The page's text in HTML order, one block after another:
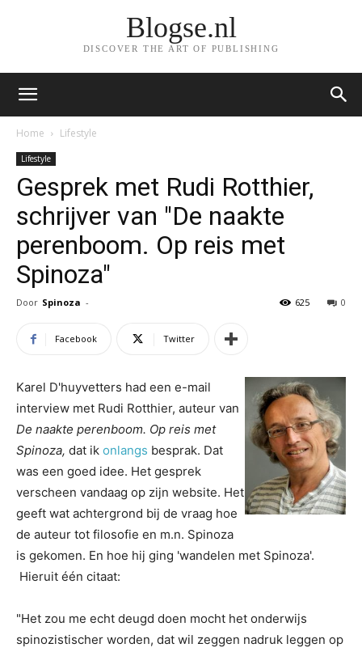
Blogse.nl
DISCOVER THE ART OF PUBLISHING
Home Lifestyle
Lifestyle
Gesprek met Rudi Rotthier,
schrijver van "De naakte
perenboom. Op reis met
Spinoza"
Door Spinoza - 0
625
Facebook Twitter
Karel D'huyvetters had een e-mail
interview met Rudi Rotthier, auteur van
De naakte perenboom. Op reis met
Spinoza, dat ik onlangs besprak. Dat
was een goed idee. Het gesprek
verscheen vandaag op zijn website. Het
geeft wat achtergrond bij de vraag hoe
de auteur tot filosofie en m.n. Spinoza
is gekomen. En hoe hij ging 'wandelen met Spinoza'.
Hieruit één citaat:
"Het zou me echt deugd doen mocht het onderwijs
spinozistischer worden, dat wil zeggen nadruk leggen op